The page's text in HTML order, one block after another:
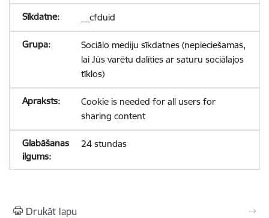
__cfduid
Sociālo mediju sīkdatnes (nepieciešamas,
lai Jūs varētu dalīties ar saturu sociālajos
tīklos)
Cookie is needed for all users for
sharing content
24 stundas
Drukāt lapu